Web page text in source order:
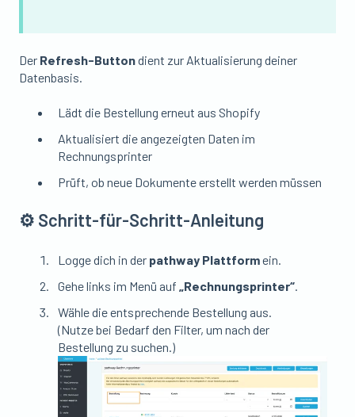
Der Refresh-Buttondient zur Aktualisierung deiner
Datenbasis.
Lädt die Bestellung erneut aus Shopify
Aktualisiert die angezeigten Daten im
Rechnungsprinter
Prüft, ob neue Dokumente erstellt werden müssen
⚙️ Schritt-für-Schritt-Anleitung
Logge dich in der pathway Plattformein.
Gehe links im Menü auf „Rechnungsprinter“.
Wähle die entsprechende Bestellung aus.
(Nutze bei Bedarf den Filter, um nach der
Bestellung zu suchen.)